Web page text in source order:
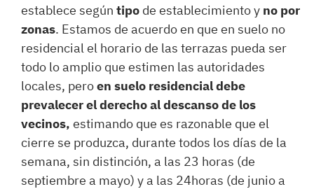
establece según tipo de establecimiento y no por
zonas. Estamos de acuerdo en que en suelo no
residencial el horario de las terrazas pueda ser
todo lo amplio que estimen las autoridades
locales, peroen suelo residencial debe
prevalecer el derecho al descanso de los
vecinos, estimando que es razonable que el
cierre se produzca, durante todos los días de la
semana, sin distinción, a las 23 horas (de
septiembre a mayo) y a las 24horas (de junio a